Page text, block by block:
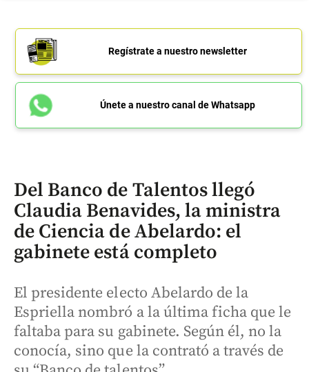
Regístrate a nuestro newsletter
Únete a nuestro canal de Whatsapp
Del Banco de Talentos llegó
Claudia Benavides, la ministra
de Ciencia de Abelardo: el
gabinete está completo
El presidente electo Abelardo de la
Espriella nombró a la última ficha que le
faltaba para su gabinete. Según él, no la
conocía, sino que la contrató a través de